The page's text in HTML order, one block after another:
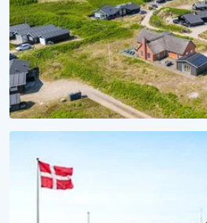
Ferienhaus 2028 reservieren
Unverbindlich reservieren,